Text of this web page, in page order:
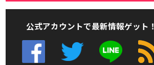
公式アカウントで最新情報ゲット！